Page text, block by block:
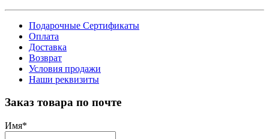
Подарочные Сертификаты
Оплата
Доставка
Возврат
Условия продажи
Наши реквизиты
Заказ товара по почте
Имя*